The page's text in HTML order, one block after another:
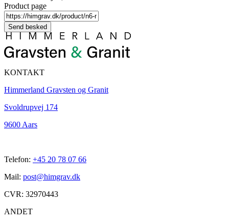
Product page
KONTAKT
Himmerland Gravsten og Granit
Svoldrupvej 174
9600 Aars
Telefon: +45 20 78 07 66
Mail: post@himgrav.dk
CVR: 32970443
ANDET